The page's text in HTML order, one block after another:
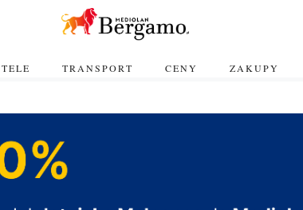
TRANSPORT CENY ZAKUPY